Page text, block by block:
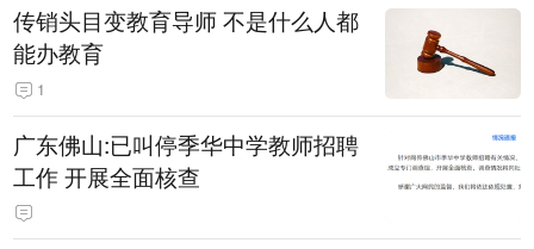
传销头目变教育导师 不是什么人都
能办教育
1
广东佛山:已叫停季华中学教师招聘
工作 开展全面核查